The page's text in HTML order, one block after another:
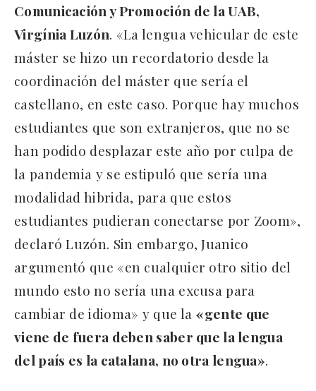
Comunicación y Promoción de la UAB,
Virgínia Luzón. «La lengua vehicular de este
máster se hizo un recordatorio desde la
coordinación del máster que sería el
castellano, en este caso. Porque hay muchos
estudiantes que son extranjeros, que no se
han podido desplazar este año por culpa de
la pandemia y se estipuló que sería una
modalidad hibrida, para que estos
estudiantes pudieran conectarse por Zoom»,
declaró Luzón. Sin embargo, Juanico
argumentó que «en cualquier otro sitio del
mundo esto no sería una excusa para
cambiar de idioma» y que la «gente que
viene de fuera deben saber que la lengua
del país es la catalana, no otra lengua».